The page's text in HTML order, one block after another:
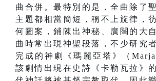
曲合併。最特別的是，全曲除了
主題都相當簡短，稱不上旋律，
何圖案，鋪陳出神秘、廣闊的大
曲時常出現神聖段落，不少研究
完成的神劇《瑪麗亞塔》（
該劇情出現在史詩《卡勒瓦拉》